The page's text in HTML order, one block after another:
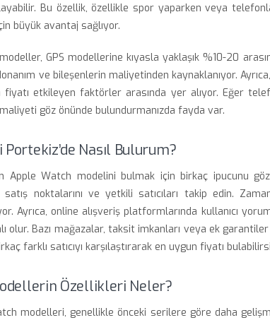
Bu özellik, özellikle spor yaparken veya
büyük avantaj sağlıyor.
GPS modellerine kıyasla yaklaşık %10-20
ve bileşenlerin maliyetinden kaynaklanıyor.
etkileyen faktörler arasında yer alıyor. Eğer
göz önünde bulundurmanızda fayda var.
Nasıl Bulurum?
Apple Watch modelini bulmak için birkaç ipucunu
noktalarını ve yetkili satıcıları takip edin.
Ayrıca, online alışveriş platformlarında kullanıcı
olur. Bazı mağazalar, taksit imkanları veya ek
farklı satıcıyı karşılaştırarak en uygun fiyatı
Özellikleri Neler?
modelleri, genellikle önceki serilere göre daha